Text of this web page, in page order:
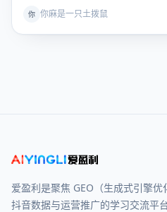
你 你麻是一只土拨鼠
爱盈利是聚焦 GEO（生成式引擎优
抖音数据与运营推广的学习交流平